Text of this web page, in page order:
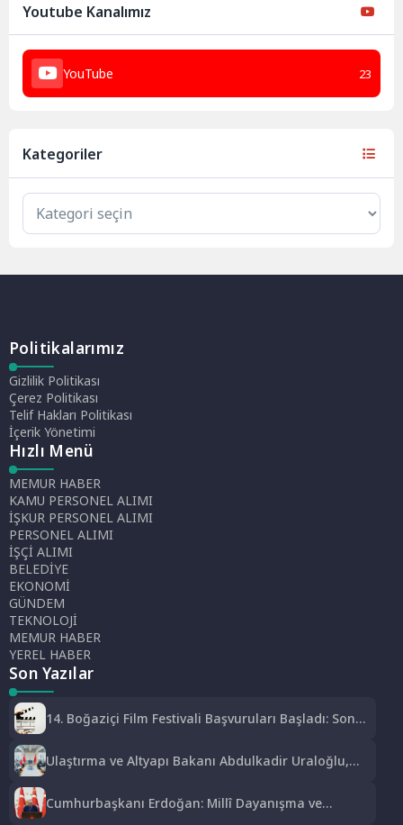
Youtube Kanalımız
YouTube 23
Kategoriler
Politikalarımız
Gizlilik Politikası
Çerez Politikası
Telif Hakları Politikası
İçerik Yönetimi
Hızlı Menü
MEMUR HABER
KAMU PERSONEL ALIMI
İŞKUR PERSONEL ALIMI
PERSONEL ALIMI
İŞÇİ ALIMI
BELEDİYE
EKONOMİ
GÜNDEM
TEKNOLOJİ
MEMUR HABER
YEREL HABER
Son Yazılar
14. Boğaziçi Film Festivali Başvuruları Başladı: Son
Ulaştırma ve Altyapı Bakanı Abdulkadir Uraloğlu,
Geldi
Cumhurbaşkanı Erdoğan: Millî Dayanışma ve